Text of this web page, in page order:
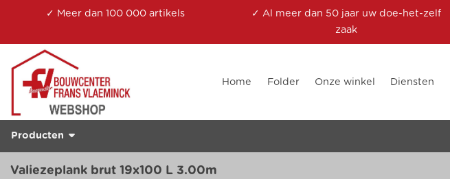
✓ Meer dan 100 000 artikels
✓ Al meer dan 50 jaar uw doe-het-zelf
zaak
Home Folder Onze winkel Diensten
Producten
Valiezeplank brut 19x100 L 3.00m